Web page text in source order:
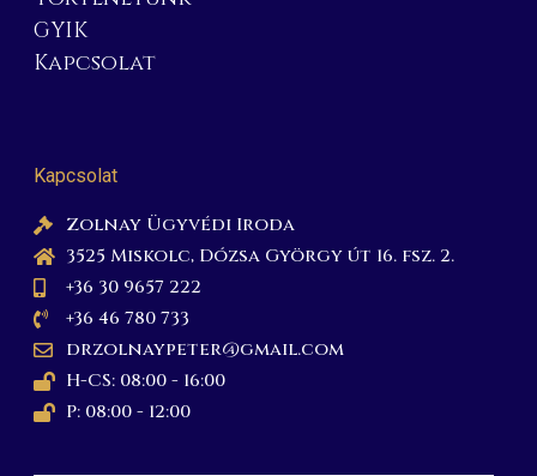
GYIK
Kapcsolat
Kapcsolat
Zolnay Ügyvédi Iroda
3525 Miskolc, Dózsa György út 16. fsz. 2.
+36 30 9657 222
+36 46 780 733
drzolnaypeter@gmail.com
H-CS: 08:00 - 16:00
P: 08:00 - 12:00